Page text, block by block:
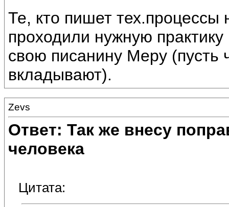
Те, кто пишет тех.процессы
проходили нужную
свою писанину Меру
вкладывают).
Zevs
Ответ: Так же внесу
человека
Цитата: